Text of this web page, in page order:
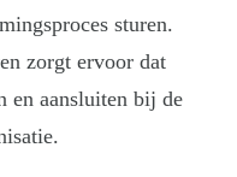
sturen.
zorgt ervoor dat
en aansluiten bij de